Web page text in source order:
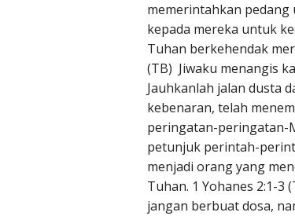
memerintahkan pedang
kepada mereka untuk
Tuhan berkehendak
(TB) Jiwaku menangis
Jauhkanlah jalan dusta
kebenaran, telah
peringatan-peringatan-
petunjuk perintah-
menjadi orang yang
Tuhan. 1 Yohanes 2:1-
jangan berbuat dosa,